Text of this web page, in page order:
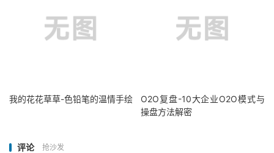
我的花花草草-色铅笔的温情手绘
O2O复盘-10大企业O2O模式与
操盘方法解密
评论 抢沙发